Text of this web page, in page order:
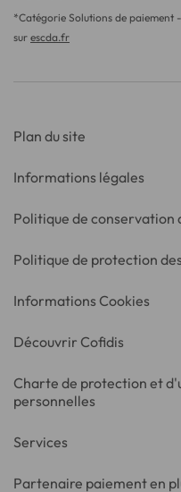
*Catégorie Solutions de paiement
sur escda.fr
Plan du site
Informations légales
Politique de conservation
Politique de protection
Informations Cookies
Découvrir Cofidis
Charte de protection et
personnelles
Services
Partenaire paiement en